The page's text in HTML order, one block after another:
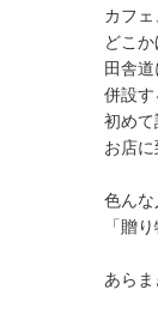
カフェ
どこ
田舎
併設す
初めて
お店に
色んな
「贈
あら